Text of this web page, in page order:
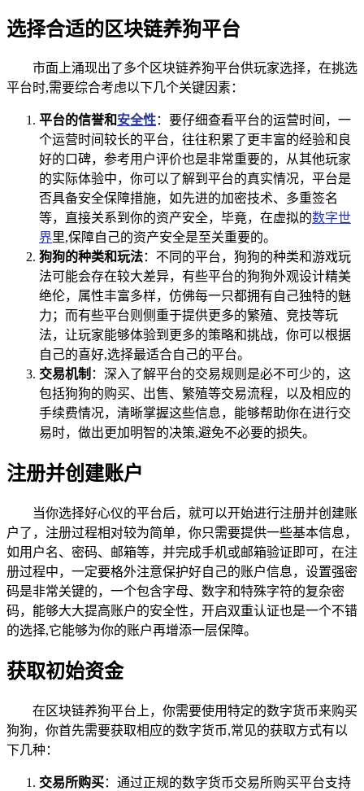
选择合适的区块链养狗平台
市面上涌现出了多个区块链养狗平台供玩家选择，在挑选
平台时,需要综合考虑以下几个关键因素：
平台的信誉和安全性：要仔细查看平台的运营时间，一
个运营时间较长的平台，往往积累了更丰富的经验和良
好的口碑，参考用户评价也是非常重要的，从其他玩家
的实际体验中，你可以了解到平台的真实情况，平台是
否具备安全保障措施，如先进的加密技术、多重签名
等，直接关系到你的资产安全，毕竟，在虚拟的数字世
界里,保障自己的资产安全是至关重要的。
狗狗的种类和玩法：不同的平台，狗狗的种类和游戏玩
法可能会存在较大差异，有些平台的狗狗外观设计精美
绝伦，属性丰富多样，仿佛每一只都拥有自己独特的魅
力；而有些平台则侧重于提供更多的繁殖、竞技等玩
法，让玩家能够体验到更多的策略和挑战，你可以根据
自己的喜好,选择最适合自己的平台。
交易机制 ：深入了解平台的交易规则是必不可少的，这
包括狗狗的购买、出售、繁殖等交易流程，以及相应的
手续费情况，清晰掌握这些信息，能够帮助你在进行交
易时，做出更加明智的决策,避免不必要的损失。
注册并创建账户
当你选择好心仪的平台后，就可以开始进行注册并创建账
户了，注册过程相对较为简单，你只需要提供一些基本信息，
如用户名、密码、邮箱等，并完成手机或邮箱验证即可，在注
册过程中，一定要格外注意保护好自己的账户信息，设置强密
码是非常关键的，一个包含字母、数字和特殊字符的复杂密
码，能够大大提高账户的安全性，开启双重认证也是一个不错
的选择,它能够为你的账户再增添一层保障。
获取初始资金
在区块链养狗平台上，你需要使用特定的数字货币来购买
狗狗，你首先需要获取相应的数字货币,常见的获取方式有以
下几种：
交易所购买：通过正规的数字货币交易所购买平台支持